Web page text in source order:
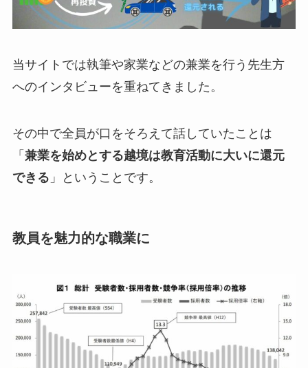
当サイトでは執筆や家業などの兼業を行う先生方
へのインタビューを重ねてきました。
その中で全員が口をそろえて話していたことは
「 兼業を始めとする越境は教育活動に大いに還元
できる 」ということです。
教員を魅力的な職業に